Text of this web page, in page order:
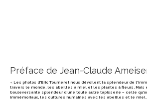
Préface de Jean-Claude
« Les photos d’Eric Tourneret nous dévoilent la splendeur de
travers le monde, les abeilles à miel et les plantes à fleurs. Mais
bouleversante splendeur d’une toute autre tapisserie – celle
immémoriaux, les cultures humaines avec les abeilles et le miel.